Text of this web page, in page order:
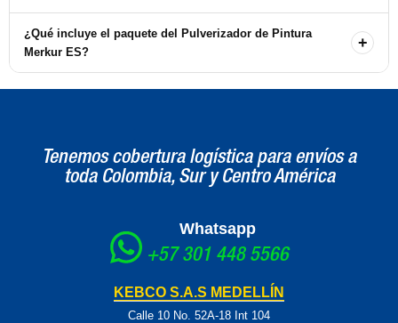
El Merkur ES utiliza un 45% menos de material para llenar el
sistema que los competidores líderes.
¿Qué incluye el paquete del Pulverizador de Pintura
Merkur ES?
+
El paquete incluye un armazón de acero galvanizado, soporte de
Tenemos cobertura logística para envíos a
toda Colombia, Sur y Centro América
Whatsapp
+57 301 448 5566
KEBCO S.A.S MEDELLÍN
Calle 10 No. 52A-18 Int 104